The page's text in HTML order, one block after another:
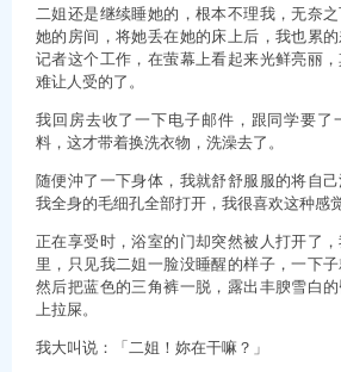
二姐还是继续睡她的，根本不理我，无奈
她的房间，将她丢在她的床上后，我也累
记者这个工作，在萤幕上看起来光鲜亮丽
难让人受的了。
我回房去收了一下电子邮件，跟同学要了
料，这才带着换洗衣物，洗澡去了。
随便沖了一下身体，我就舒舒服服的将自
我全身的毛细孔全部打开，我很喜欢这种感觉
正在享受时，浴室的门却突然被人打开了
里，只见我二姐一脸没睡醒的样子，一下
然后把蓝色的三角裤一脱，露出丰腴雪白
上拉屎。
我大叫说：「二姐！妳在干嘛？」